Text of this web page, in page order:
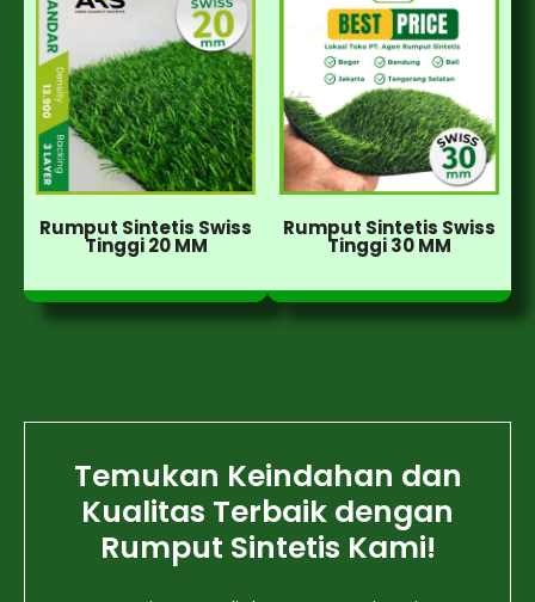
Rumput Sintetis Swiss
Tinggi 20 MM
Rumput Sintetis Swiss
Tinggi 30 MM
Temukan Keindahan dan
Kualitas Terbaik dengan
Rumput Sintetis Kami!